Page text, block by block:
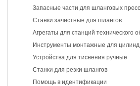
Запасные части для шланговых
Станки зачистные для шлангов
Агрегаты для станций технического
Инструменты монтажные для
Устройства для тиснения ручные
Станки для резки шлангов
Помощь в идентификации